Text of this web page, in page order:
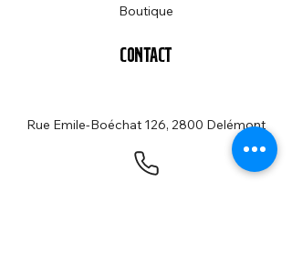
Boutique
contact
Rue Emile-Boéchat 126, 2800 Delémont